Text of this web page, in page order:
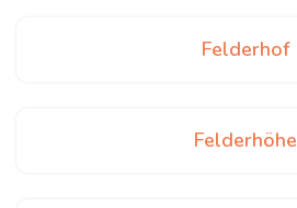
Felderhof
Felderhöhe